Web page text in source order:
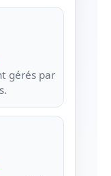
gérés par